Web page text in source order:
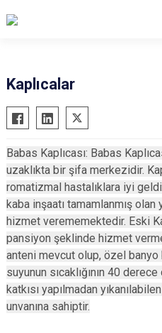
Dörtdivan
Gerede
Göynük
Kıbrıscık
Mengen
Mudurnu
Seben
Kaplıcalar
Babas Kaplıcası: Babas
uzaklıkta bir şifa merkezidir.
romatizmal hastalıklara iyi
kaba inşaatı tamamlanmış olan
hizmet verememektedir. Eski
pansiyon şeklinde hizmet
anteni mevcut olup, özel banyo
suyunun sıcaklığının 40
katkısı yapılmadan
unvanına sahiptir.